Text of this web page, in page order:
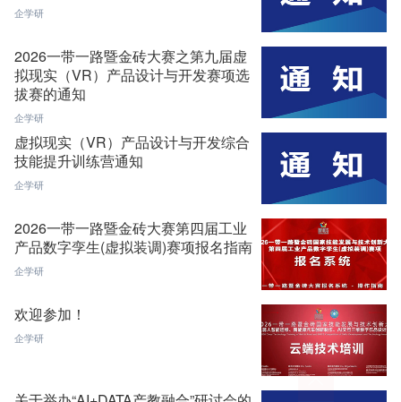
企学研
2026一带一路暨金砖大赛之第九届虚
拟现实（VR）产品设计与开发赛项选
拔赛的通知
企学研
虚拟现实（VR）产品设计与开发综合
技能提升训练营通知
企学研
2026一带一路暨金砖大赛第四届工业
产品数字孪生(虚拟装调)赛项报名指南
企学研
欢迎参加！
企学研